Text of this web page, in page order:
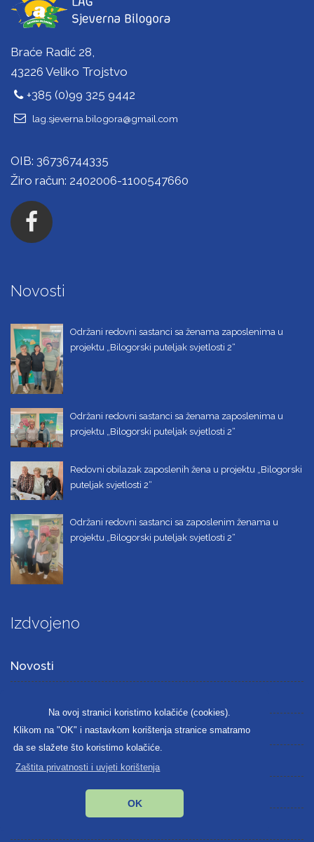
Na ovoj stranici koristimo kolačiće (cookies).
Klikom na "OK" i nastavkom korištenja stranice smatramo
da se slažete što koristimo kolačiće.
Zaštita privatnosti i uvjeti korištenja
OK
Braće Radić 28,
43226 Veliko Trojstvo
+385 (0)99 325 9442
lag.sjeverna.bilogora@gmail.com
OIB: 36736744335
Žiro račun: 2402006-1100547660
Novosti
Održani redovni sastanci sa ženama zaposlenima u
projektu „Bilogorski puteljak svjetlosti 2“
Održani redovni sastanci sa ženama zaposlenima u
projektu „Bilogorski puteljak svjetlosti 2“
Redovni obilazak zaposlenih žena u projektu „Bilogorski
puteljak svjetlosti 2“
Održani redovni sastanci sa zaposlenim ženama u
projektu „Bilogorski puteljak svjetlosti 2“
Izdvojeno
Novosti
LAG natječaji
Projekti